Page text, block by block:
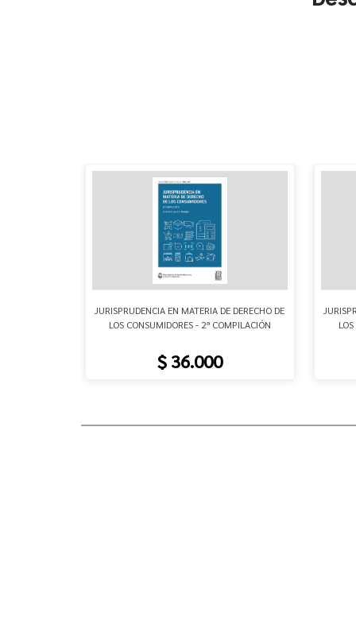
JURISPRUDENCIA EN MATERIA DE DERECHO DE
LOS CONSUMIDORES - 2ª COMPILACIÓN
$ 36.000